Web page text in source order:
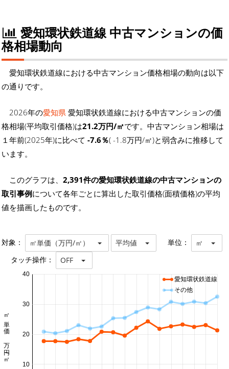
愛知環状鉄道線 中古マンションの価
格相場動向
愛知環状鉄道線における中古マンション価格相場の動向は以下
の通りです。
2026年の愛知県 愛知環状鉄道線における中古マンションの価
格相場(平均取引価格)は21.2万円/㎡です。中古マンション相場は
１年前(2025年)に比べて -7.6％( -1.8万円/㎡)と弱含みに推移して
います。
このグラフは、 2,391件の愛知環状鉄道線の中古マンションの
取引事例について各年ごとに算出した取引価格(面積価格)の平均
値を描画したものです。
対象： ㎡単価（万円/㎡） 平均値 単位： ㎡
タッチ操作： OFF
10
20
30
40
㎡単価 万円/㎡
愛知環状鉄道線
その他